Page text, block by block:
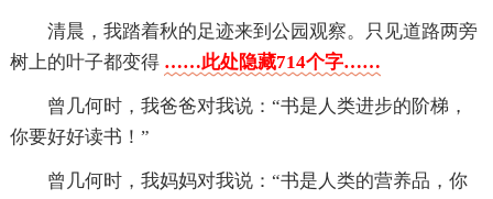
清晨，我踏着秋的足迹来到公园观察。只见道路两旁
树上的叶子都变得 ……此处隐藏714个字……
曾几何时，我爸爸对我说：“书是人类进步的阶梯，
你要好好读书！”
曾几何时，我妈妈对我说：“书是人类的营养品，你